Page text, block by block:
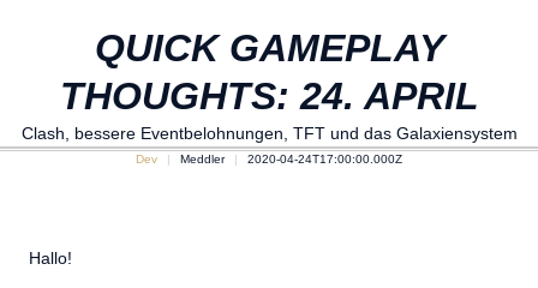
QUICK GAMEPLAY
THOUGHTS: 24. APRIL
Clash, bessere Eventbelohnungen, TFT und das Galaxiensystem
Dev Meddler 2020-04-24T17:00:00.000Z
Hallo!